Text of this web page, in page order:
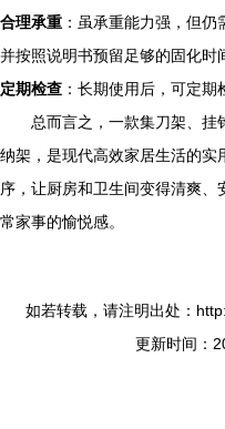
合理承重 ：虽承重能力强，但
并按照说明书预留足够的固化时
定期检查 ：长期使用后，可定期
总而言之，一款集刀架、挂
纳架，是现代高效家居生活的
序，让厨房和卫生间变得清爽、
常家事的愉悦感。
如若转载，请注明出处：
更新时间：